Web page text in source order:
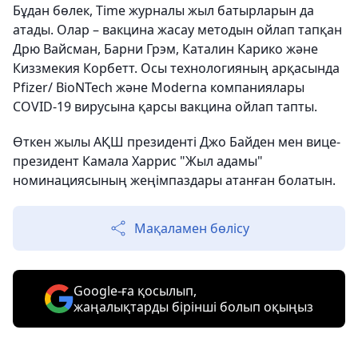
Бұдан бөлек, Time журналы жыл батырларын да
атады. Олар – вакцина жасау методын ойлап тапқан
Дрю Вайсман, Барни Грэм, Каталин Карико және
Киззмекия Корбетт. Осы технологияның арқасында
Pfizer/ BioNTech және Moderna компаниялары
COVID-19 вирусына қарсы вакцина ойлап тапты.
Өткен жылы АҚШ президенті Джо Байден мен вице-
президент Камала Харрис "Жыл адамы"
номинациясының жеңімпаздары атанған болатын.
Мақаламен бөлісу
Google-ға қосылып,
жаңалықтарды бірінші болып оқыңыз